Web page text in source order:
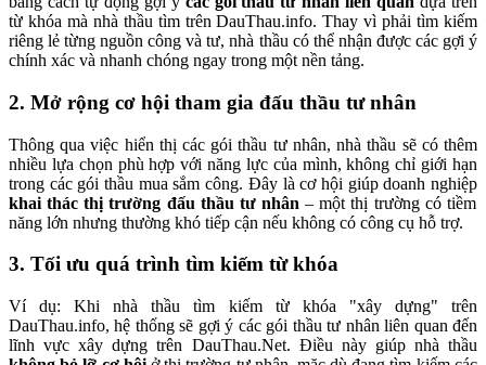
từ khóa mà nhà thầu tìm trên DauThau.info. Thay vì phải tìm kiếm
riêng lẻ từng nguồn công và tư, nhà thầu có thể nhận được các gợi ý
chính xác và nhanh chóng ngay trong một nền tảng.
2. Mở rộng cơ hội tham gia đấu thầu tư nhân
Thông qua việc hiển thị các gói thầu tư nhân, nhà thầu sẽ có thêm
nhiều lựa chọn phù hợp với năng lực của mình, không chỉ giới hạn
trong các gói thầu mua sắm công. Đây là cơ hội giúp doanh nghiệp
khai thác thị trường đấu thầu tư nhân– một thị trường có tiềm
năng lớn nhưng thường khó tiếp cận nếu không có công cụ hỗ trợ.
3. Tối ưu quá trình tìm kiếm từ khóa
Ví dụ: Khi nhà thầu tìm kiếm từ khóa "xây dựng" trên
DauThau.info, hệ thống sẽ gợi ý các gói thầu tư nhân liên quan đến
lĩnh vực xây dựng trên DauThau.Net. Điều này giúp nhà thầu